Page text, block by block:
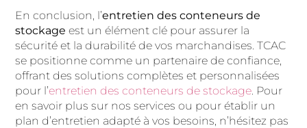
En conclusion, l’entretien des conteneurs de
stockage est un élément clé pour assurer la
sécurité et la durabilité de vos marchandises. TCAC
se positionne comme un partenaire de confiance,
offrant des solutions complètes et personnalisées
pour l’entretien des conteneurs de stockage. Pour
en savoir plus sur nos services ou pour établir un
plan d’entretien adapté à vos besoins, n’hésitez pas